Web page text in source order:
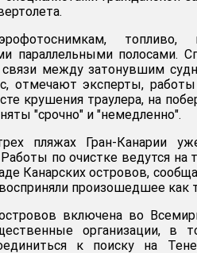
параллельными полосами.
между затонувшим
отмечают эксперты,
крушения траулера, на
"срочно" и "немедленно".
пляжах Гран-Канарии
по очистке ведутся на
Канарских островов,
произошедшее как
включена во
организации, в
к поиску на